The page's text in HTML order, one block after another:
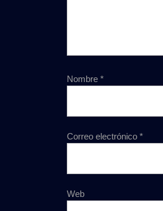
Nombre *
Correo electrónico *
Web